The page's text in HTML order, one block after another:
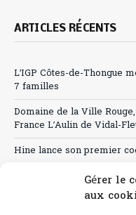
Gérer le
aux
ARTICLES RÉCENTS
L’IGP Côtes-de-Thongue
7 familles
Domaine de la Ville
France L’Aulin de Vidal-
Hine lance son premier
Canicule : A quand le CHR